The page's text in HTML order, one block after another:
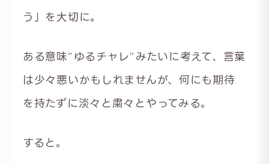
う」を大切に。
ある意味”ゆるチャレ”みたいに考えて、言葉
は少々悪いかもしれませんが、何にも期待
を持たずに淡々と粛々とやってみる。
すると。